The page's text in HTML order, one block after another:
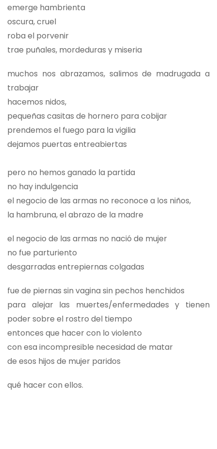
emerge hambrienta
oscura, cruel
roba el porvenir
trae puñales, mordeduras y miseria
muchos nos abrazamos, salimos de madrugada a
trabajar
hacemos nidos,
pequeñas casitas de hornero para cobijar
prendemos el fuego para la vigilia
dejamos puertas entreabiertas
pero no hemos ganado la partida
no hay indulgencia
el negocio de las armas no reconoce a los niños,
la hambruna, el abrazo de la madre
el negocio de las armas no nació de mujer
no fue parturiento
desgarradas entrepiernas colgadas
fue de piernas sin vagina sin pechos henchidos
para alejar las muertes/enfermedades y tienen
poder sobre el rostro del tiempo
entonces que hacer con lo violento
con esa incompresible necesidad de matar
de esos hijos de mujer paridos
qué hacer con ellos.